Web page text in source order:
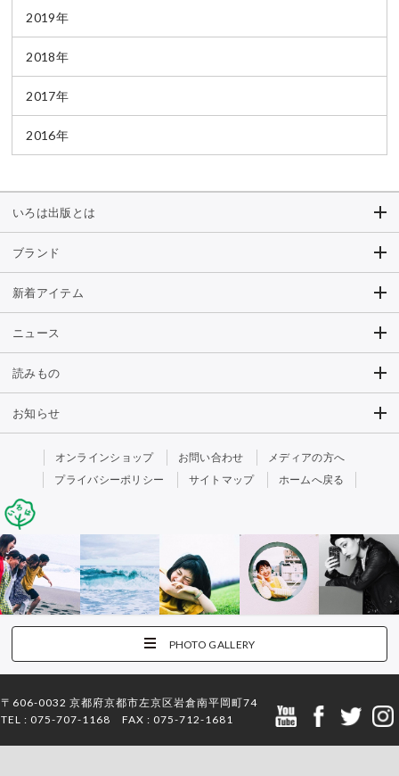
2019年
2018年
2017年
2016年
いろは出版とは
ブランド
新着アイテム
ニュース
読みもの
お知らせ
オンラインショップ お問い合わせ
メディアの方へ
プライバシーポリシー
サイトマップ ホームへ戻る
PHOTO GALLERY
〒606-0032 京都府京都市左京区岩倉南平岡町74
TEL : 075-707-1168 FAX : 075-712-1681